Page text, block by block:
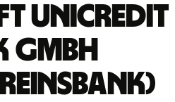
UNICREDIT
GMBH